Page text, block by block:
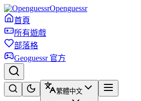
Openguessr
首頁
所有遊戲
部落格
Geoguessr 官方
繁體中文